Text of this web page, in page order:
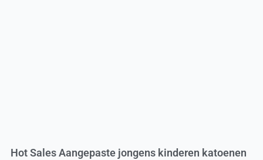
Hot Sales Aangepaste jongens kinderen katoenen